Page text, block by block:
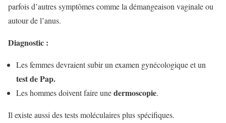
parfois d’autres symptômes comme la démangeaison vaginale ou
autour de l’anus.
Diagnostic :
Les femmes devraient subir un examen gynécologique et un
test de Pap.
Les hommes doivent faire unedermoscopie.
Il existe aussi des tests moléculaires plus spécifiques.